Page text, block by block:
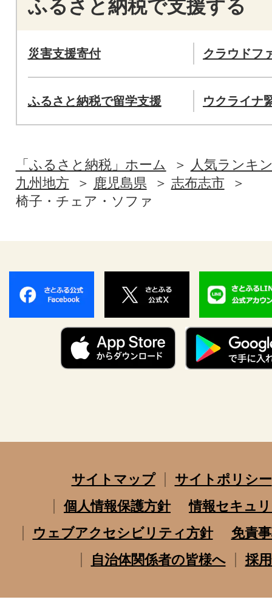
ふるさと納税で支援する
災害支援寄付 クラウドフ
ふるさと納税で留学支援 ウクライナ
「ふるさと納税」ホーム
人気ランキ
九州地方
鹿児島県
志布志市
椅子・チェア・ソファ
サイトマップ
サイトポリシー
個人情報保護方針
情報セキュ
ウェブアクセシビリティ方針
免責
自治体関係者の皆様へ
採